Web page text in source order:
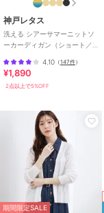
神戸レタス
洗える シアーサマーニットソ
ーカーディガン（ショート／
[C3703]
4.10 （147件）
¥1,890
2点以上で5%OFF
期間限定SALE